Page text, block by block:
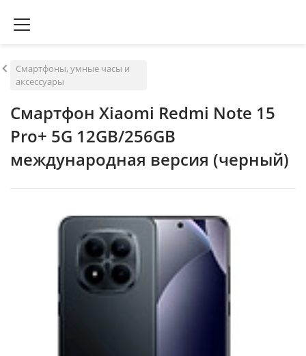
Смартфоны, умные часы и
аксессуары
Смартфон Xiaomi Redmi Note 15
Pro+ 5G 12GB/256GB
международная версия (черный)